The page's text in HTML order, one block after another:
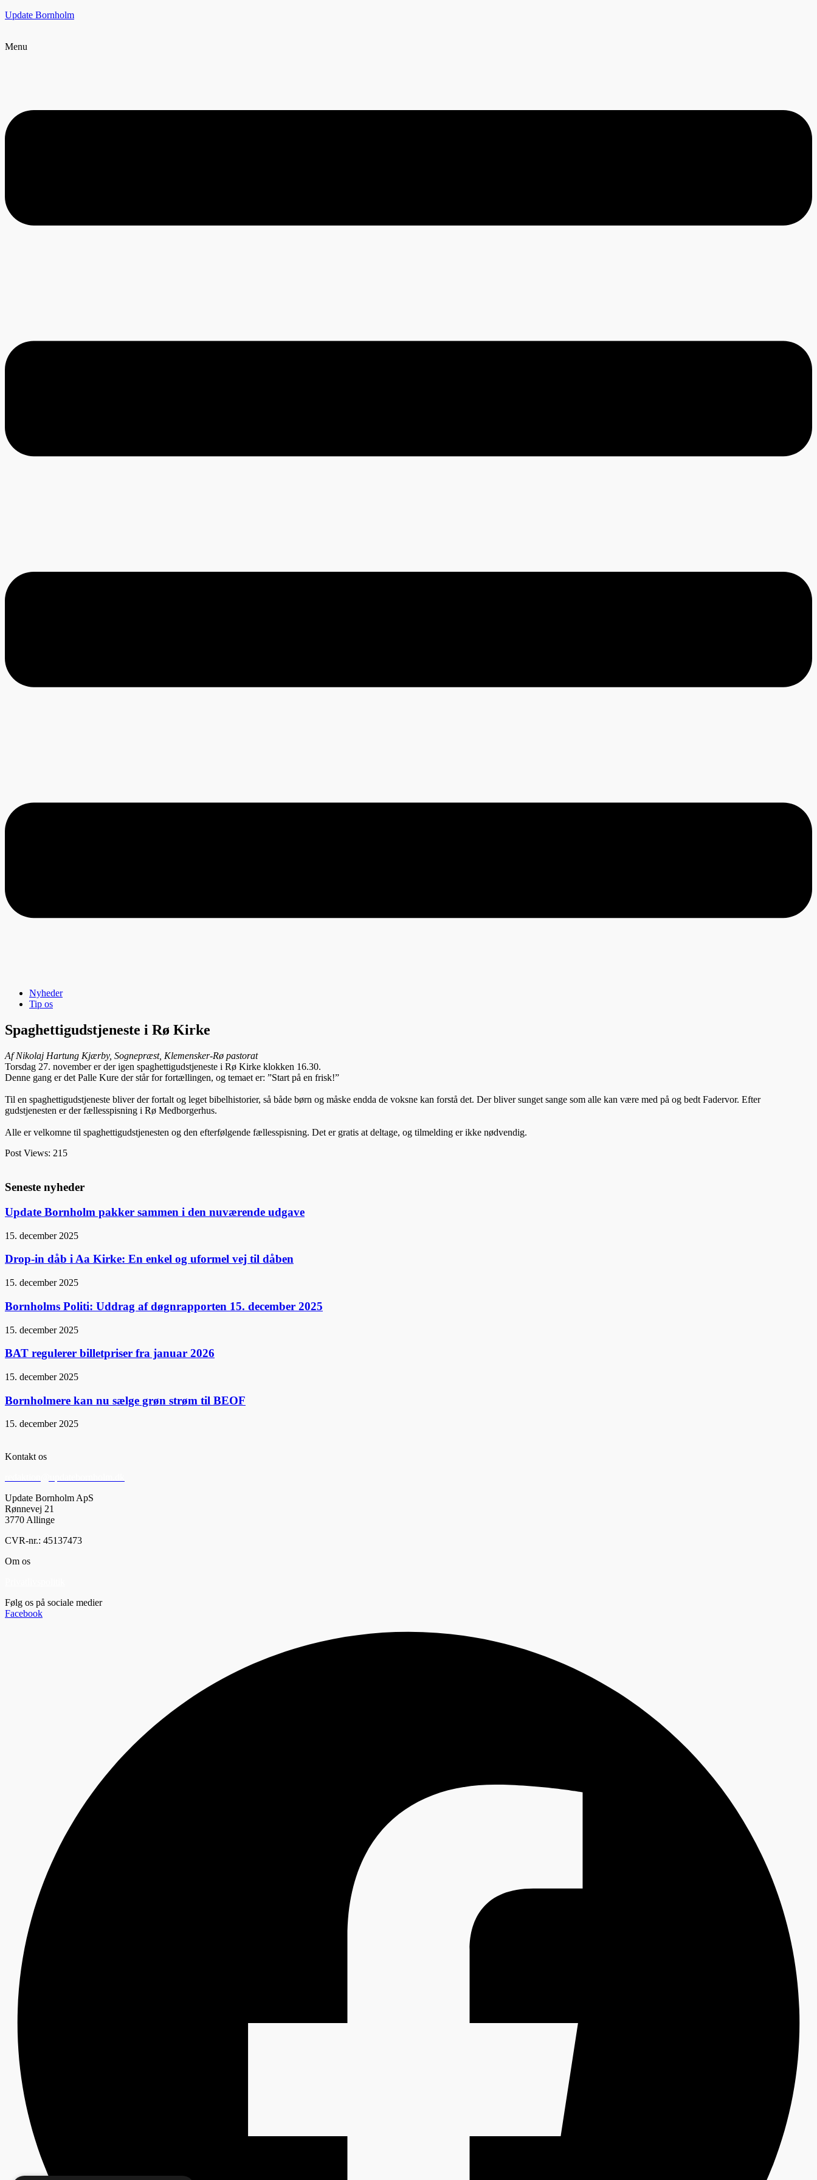
Update Bornholm
Menu
Nyheder
Tip os
Spaghettigudstjeneste i Rø Kirke
Af Nikolaj Hartung Kjærby, Sognepræst, Klemensker-Rø pastorat
Torsdag 27. november er der igen spaghettigudstjeneste i Rø Kirke klokken 16.30.
Denne gang er det Palle Kure der står for fortællingen, og temaet er: ”Start på en frisk!”
Til en spaghettigudstjeneste bliver der fortalt og leget bibelhistorier, så både børn og måske endda de voksne kan forstå det. Der bliver sunget sange som alle kan være med på og bedt Fadervor. Efter
gudstjenesten er der fællesspisning i Rø Medborgerhus.
Alle er velkomne til spaghettigudstjenesten og den efterfølgende fællesspisning. Det er gratis at deltage, og tilmelding er ikke nødvendig.
Post Views: 215
Seneste nyheder
Update Bornholm pakker sammen i den nuværende udgave
15. december 2025
Drop-in dåb i Aa Kirke: En enkel og uformel vej til dåben
15. december 2025
Bornholms Politi: Uddrag af døgnrapporten 15. december 2025
15. december 2025
BAT regulerer billetpriser fra januar 2026
15. december 2025
Bornholmere kan nu sælge grøn strøm til BEOF
15. december 2025
Kontakt os
Update Bornholm ApS
Rønnevej 21
3770 Allinge
CVR-nr.: 45137473
Om os
Følg os på sociale medier
Facebook